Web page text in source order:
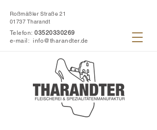
Roßmäßler Straße 21
01737 Tharandt
Telefon: 03520330269
e-mail:info@tharandter.de